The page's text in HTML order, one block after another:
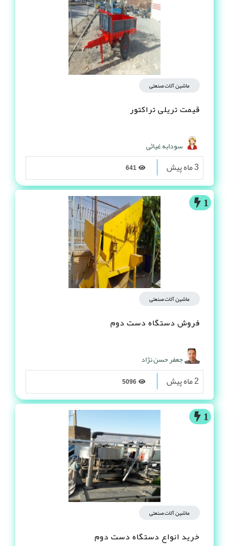
ماشین آلات صنعتی
قیمت تریلی تراکتور
سودابه غیاثی
3 ماه پیش
1
ماشین آلات صنعتی
فروش دستگاه دست دوم
جعفر حسن نژاد
2 ماه پیش
1
ماشین آلات صنعتی
خرید انواع دستگاه دست دوم